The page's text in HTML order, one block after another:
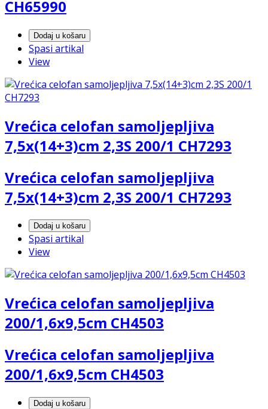
CH65990
Dodaj u košaru
Spasi artikal
View
Vrećica celofan samoljepljiva
7,5x(14+3)cm 2,3S 200/1 CH7293
Vrećica celofan samoljepljiva
7,5x(14+3)cm 2,3S 200/1 CH7293
Dodaj u košaru
Spasi artikal
View
Vrećica celofan samoljepljiva
200/1,6x9,5cm CH4503
Vrećica celofan samoljepljiva
200/1,6x9,5cm CH4503
Dodaj u košaru